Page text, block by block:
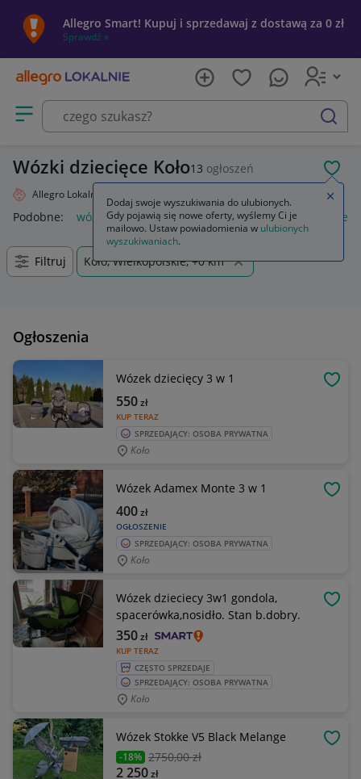
Allegro Smart! Kupuj i sprzedawaj z dostawą za 0 zł
Sprawdź »
Otwórz menu z kategoriami
szukaj
Wózki dziecięce Koło13 ogłoszeń
Allegro Lokalnie
Podobne: wózki wózki do bramy przesuwnej wózki
Filtruj Koło, Wielkopolskie, +0 km
Ogłoszenia
Wózek dziecięcy 3 w 1
KUP TERAZ
550zł
SPRZEDAJĄCY: OSOBA PRYWATNA
Koło
Wózek Adamex Monte 3 w 1
OGŁOSZENIE
400zł
SPRZEDAJĄCY: OSOBA PRYWATNA
Koło
Wózek dzieciecy 3w1 gondola,
spacerówka,nosidło. Stan b.dobry.
KUP TERAZ
350zł
CZĘSTO SPRZEDAJE
SPRZEDAJĄCY: OSOBA PRYWATNA
Koło
Wózek Stokke V5 Black Melange
-18% 2750,00 zł
2 250zł
Dodaj swoje wyszukiwania do ulubionych.
Gdy pojawią się nowe oferty, wyślemy Ci je
mailowo. Ustaw powiadomienia w ulubionych
wyszukiwaniach.